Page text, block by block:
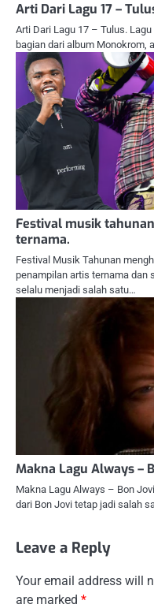
Arti Dari Lagu 17 –
Arti Dari Lagu 17 – Tulus.
bagian dari album Monokrom,
Festival musik
ternama.
Festival Musik Tahunan
penampilan artis ternama dan
selalu menjadi salah satu…
Makna Lagu Always –
Makna Lagu Always – Bon
dari Bon Jovi tetap jadi salah
Leave a Reply
Your email address will
are marked *